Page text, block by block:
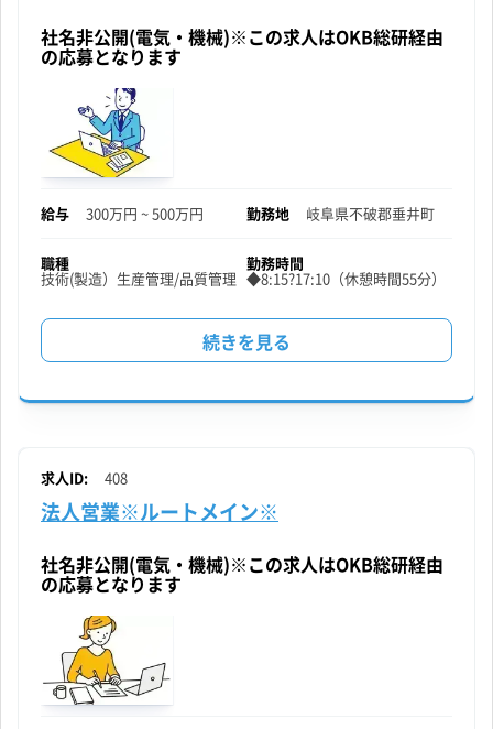
工
社名非公開(電気・機械)※この求人はOKB総研経由
の応募となります
給与 300万円 ~ 500万円 勤務地 岐阜県不破郡垂井町
職種
技術(製造） 生産管理/品質管理
勤務時間
◆8:15?17:10（休憩時間55分）
品
の
続きを見る
求人ID: 408
法人営業※ルートメイン※
社名非公開(電気・機械)※この求人はOKB総研経由
の応募となります